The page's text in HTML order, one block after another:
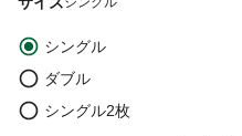
シングル
ダブル
シングル2枚